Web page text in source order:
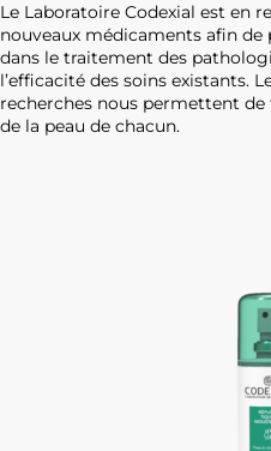
Le Laboratoire Codexial est en
nouveaux médicaments afin
dans le traitement des
l’efficacité des soins existants.
recherches nous permettent
de la peau de chacun.